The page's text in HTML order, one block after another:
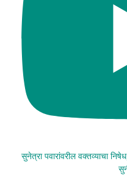
सुनेत्रा पवारांवरील वक्तव्याचा